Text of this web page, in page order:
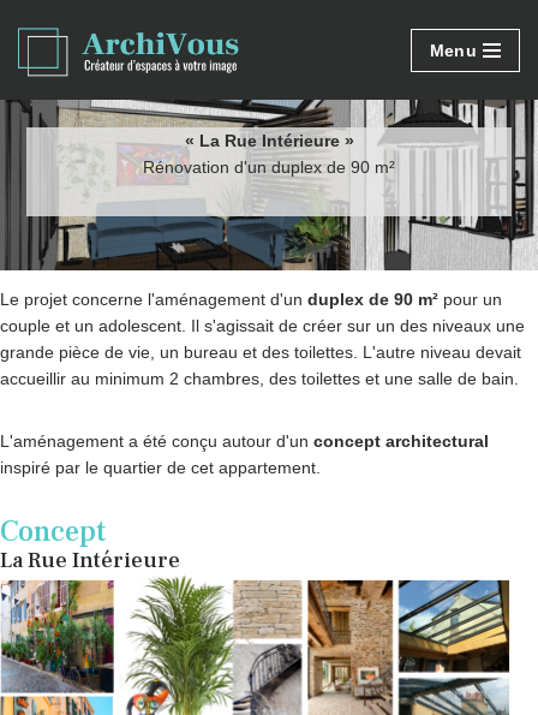
Aller
contenu
Menu
« La Rue Intérieure »
Rénovation d'un duplex de 90 m²
Le projet concerne l'aménagement d'un duplex de 90 m² pour un
couple et un adolescent. Il s'agissait de créer sur un des niveaux une
grande pièce de vie, un bureau et des toilettes. L'autre niveau devait
accueillir au minimum 2 chambres, des toilettes et une salle de bain.
L'aménagement a été conçu autour d'un concept architectural
inspiré par le quartier de cet appartement.
Concept
La Rue Intérieure